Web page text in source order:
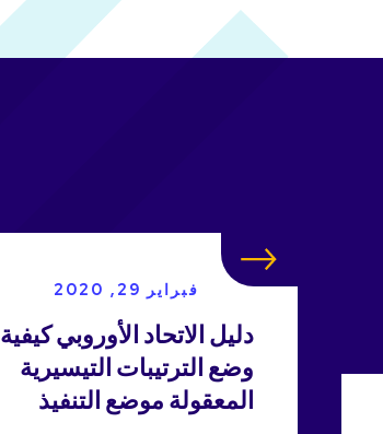
فبراير 29, 2020
دليل الاتحاد الأوروبي كيفية
وضع الترتيبات التيسيرية
المعقولة موضع التنفيذ